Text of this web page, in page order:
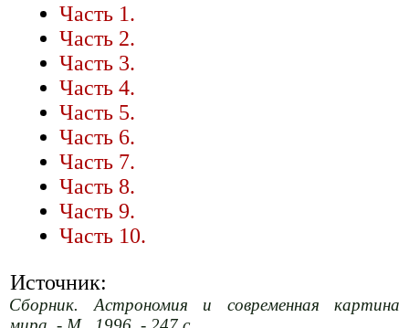
Часть 1.
Часть 2.
Часть 3.
Часть 4.
Часть 5.
Часть 6.
Часть 7.
Часть 8.
Часть 9.
Часть 10.
Источник:
Сборник. Астрономия и современная картина